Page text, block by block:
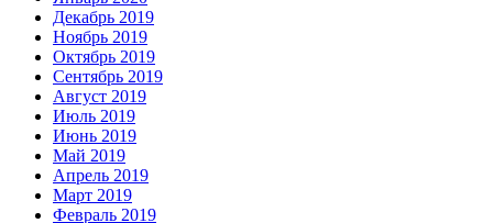
Декабрь 2019
Ноябрь 2019
Октябрь 2019
Сентябрь 2019
Август 2019
Июль 2019
Июнь 2019
Май 2019
Апрель 2019
Март 2019
Февраль 2019